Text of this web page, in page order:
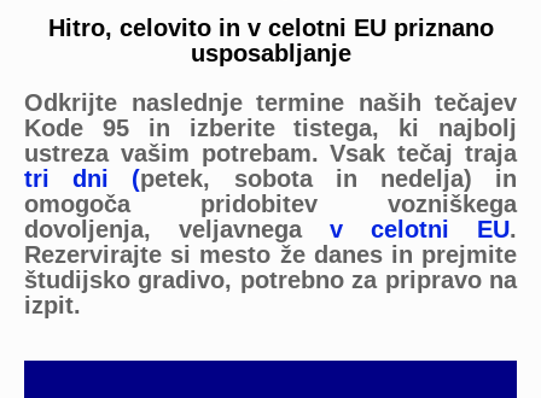
Hitro, celovito in v celotni EU priznano
usposabljanje
Odkrijte naslednje termine naših tečajev
Kode 95 in izberite tistega, ki najbolj
ustreza vašim potrebam. Vsak tečaj traja
tri dni (petek, sobota in nedelja) in
omogoča pridobitev vozniškega
dovoljenja, veljavnega v celotni EU.
Rezervirajte si mesto že danes in prejmite
študijsko gradivo, potrebno za pripravo na
izpit.